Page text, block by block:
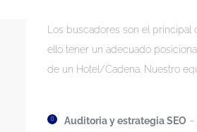
Los buscadores son el
ello tener un adecuado
de un Hotel/Cadena. Nuestro
Auditoria y estrategia SEO